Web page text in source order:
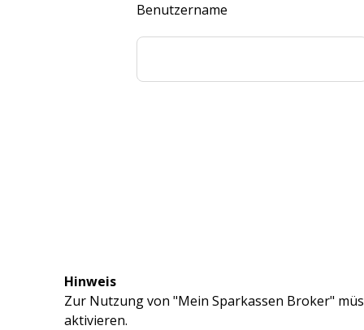
Benutzername
Hinweis
Zur Nutzung von "Mein Sparkassen Broker"
aktivieren.